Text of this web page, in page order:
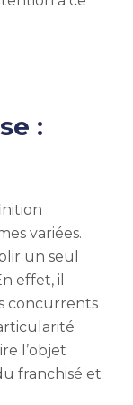
:
variées.
un seul
effet, il
concurrents
l’objet
franchisé et